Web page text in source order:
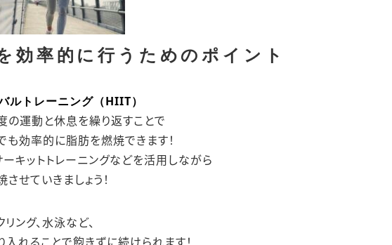
効率的に行うためのポイント
ルトレーニング（HIIT）
の運動と休息を繰り返すことで
も効率的に脂肪を燃焼できます！
キットトレーニングなどを活用しながら
せていきましょう！
ング、水泳など、